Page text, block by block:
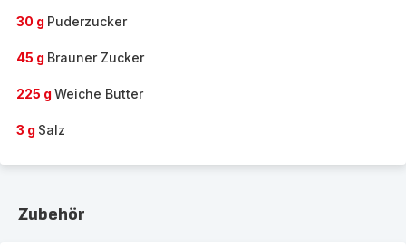
30 g Puderzucker
45 g Brauner Zucker
225 g Weiche Butter
3 g Salz
Zubehör